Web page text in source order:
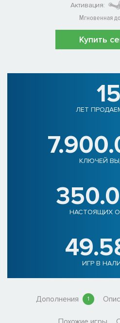
Активация:
Мгновенная
Купить
15
ЛЕТ
КЛЮЧЕЙ
НАСТОЯЩИХ
ИГР В
Дополнения 1